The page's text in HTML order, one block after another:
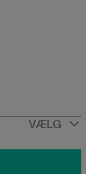
440,00 DKK
VÆLG